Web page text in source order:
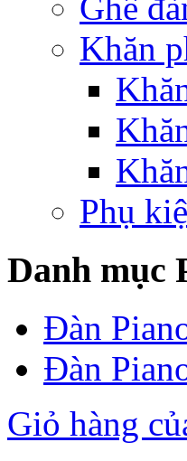
Khăn
Phụ
Danh mục
Đàn
Đàn
Giỏ hàng